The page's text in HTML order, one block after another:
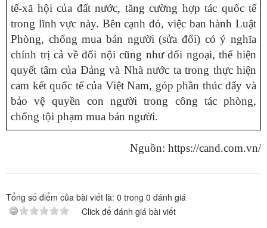
tế-xã hội của đất nước, tăng cường hợp tác quốc tế
trong lĩnh vực này. Bên cạnh đó, việc ban hành Luật
Phòng, chống mua bán người (sửa đổi) có ý nghĩa
chính trị cả về đối nội cũng như đối ngoại, thể hiện
quyết tâm của Đảng và Nhà nước ta trong thực hiện
cam kết quốc tế của Việt Nam, góp phần thúc đẩy và
bảo vệ quyền con người trong công tác phòng,
chống tội phạm mua bán người.
Nguồn: https://cand.com.vn/
Tổng số điểm của bài viết là: 0 trong 0 đánh giá
Click để đánh giá bài viết